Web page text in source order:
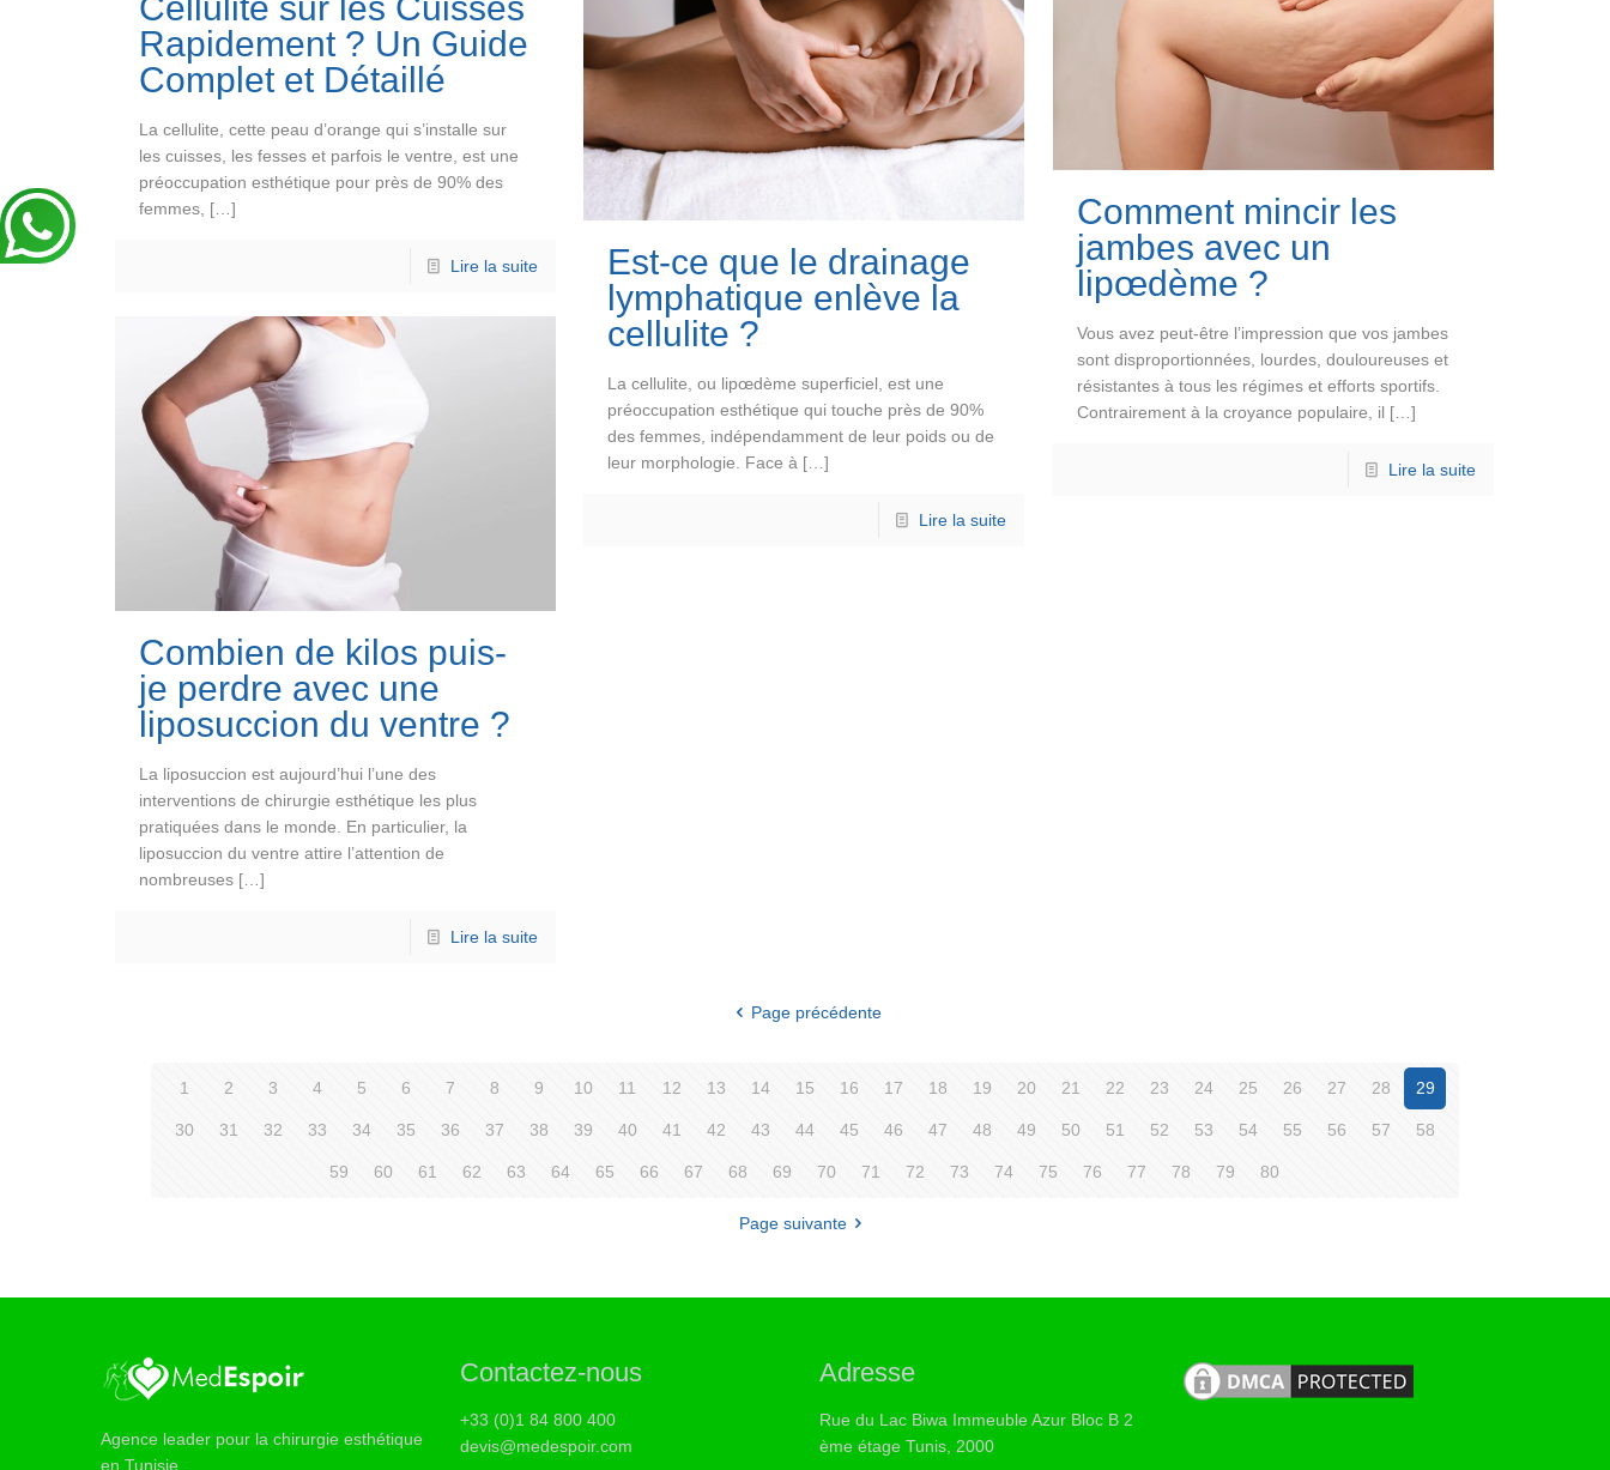
Rapidement ? Un Guide
Complet et Détaillé
La cellulite, cette peau d’orange qui s’installe sur
les cuisses, les fesses et parfois le ventre, est une
préoccupation esthétique pour près de 90% des
femmes, […]
Lire la suite
Est-ce que le drainage
lymphatique enlève la
cellulite ?
La cellulite, ou lipœdème superficiel, est une
préoccupation esthétique qui touche près de 90%
des femmes, indépendamment de leur poids ou de
leur morphologie. Face à […]
Lire la suite
Comment mincir les
jambes avec un
lipœdème ?
Vous avez peut-être l’impression que vos jambes
sont disproportionnées, lourdes, douloureuses et
résistantes à tous les régimes et efforts sportifs.
Contrairement à la croyance populaire, il […]
Lire la suite
Combien de kilos puis-
je perdre avec une
liposuccion du ventre ?
La liposuccion est aujourd’hui l’une des
interventions de chirurgie esthétique les plus
pratiquées dans le monde. En particulier, la
liposuccion du ventre attire l’attention de
nombreuses[…]
Lire la suite
Page précédente
1 2 3 4 5 6 7 8 9 10 11 12 13 14 15 16 17 18 19 20 21 22 23 24 25 26 27 28 29
30 31 32 33 34 35 36 37 38 39 40 41 42 43 44 45 46 47 48 49 50 51 52 53 54 55 56 57 58
59 60 61 62 63 64 65 66 67 68 69 70 71 72 73 74 75 76 77 78 79 80
Page suivante
Agence leader pour la chirurgie esthétique
en Tunisie
Contactez-nous
+33 (0)1 84 800 400
devis@medespoir.com
Adresse
Rue du Lac Biwa Immeuble Azur Bloc B 2
ème étage Tunis, 2000